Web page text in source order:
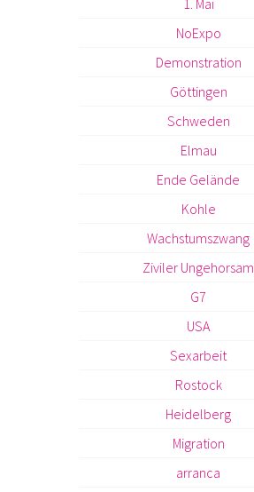
1. Mai
NoExpo
Demonstration
Göttingen
Schweden
Elmau
Ende Gelände
Kohle
Wachstumszwang
Ziviler Ungehorsam
G7
USA
Sexarbeit
Rostock
Heidelberg
Migration
arranca